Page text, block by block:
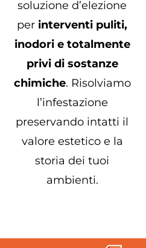
soluzione d’elezione
per interventi puliti,
inodori e totalmente
privi di sostanze
chimiche. Risolviamo
l’infestazione
preservando intatti il
valore estetico e la
storia dei tuoi
ambienti.